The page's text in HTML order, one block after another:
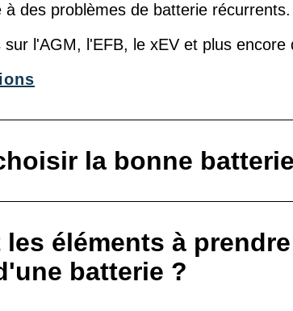
des problèmes de batterie récurrents.
sur l'AGM, l'EFB, le xEV et plus encore
la bonne
éléments à
batterie ?